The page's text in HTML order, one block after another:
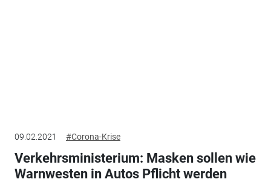
09.02.2021 #Corona-Krise
Verkehrsministerium: Masken sollen wie
Warnwesten in Autos Pflicht werden